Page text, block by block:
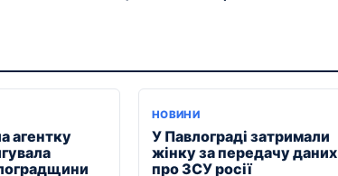
агентку
НОВИНИ
У Павлограді затримали
жінку за передачу даних
про ЗСУ росії